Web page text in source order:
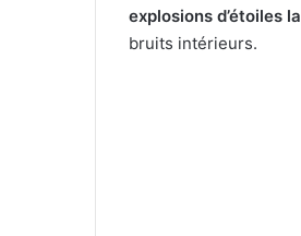
explosions d’étoiles
bruits intérieurs.